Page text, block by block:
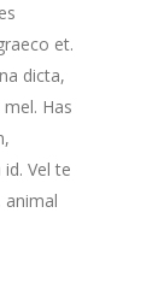
et.
dicta,
Has
Vel te
animal